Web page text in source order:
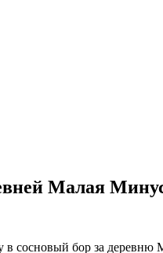
Малая
бор за деревню